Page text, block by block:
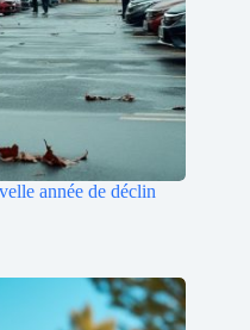
année de déclin